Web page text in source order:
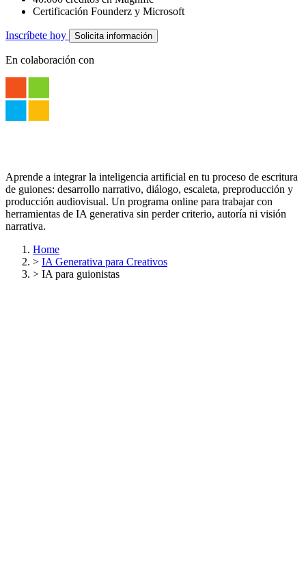
Certificación Founderz y Microsoft
Inscríbete hoy Solicita información
En colaboración con
Aprende a integrar la inteligencia artificial en tu proceso de escritura
de guiones: desarrollo narrativo, diálogo, escaleta, preproducción y
producción audiovisual. Un programa online para trabajar con
herramientas de IA generativa sin perder criterio, autoría ni visión
narrativa.
Home
> IA Generativa para Creativos
> IA para guionistas